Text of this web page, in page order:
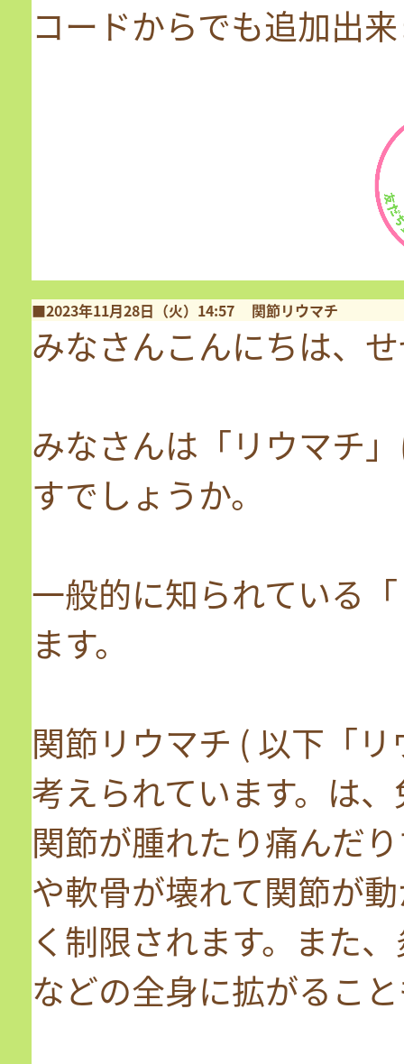
コードからでも追加
■2023年11月28日（火）14:57 関節リウマチ
みなさんこんにちは、
みなさんは「リウマチ
すでしょうか。
一般的に知られている
ます。
関節リウマチ ( 以下「
考えられています。は
関節が腫れたり痛んだ
や軟骨が壊れて関節が
く制限されます。また
などの全身に拡がるこ